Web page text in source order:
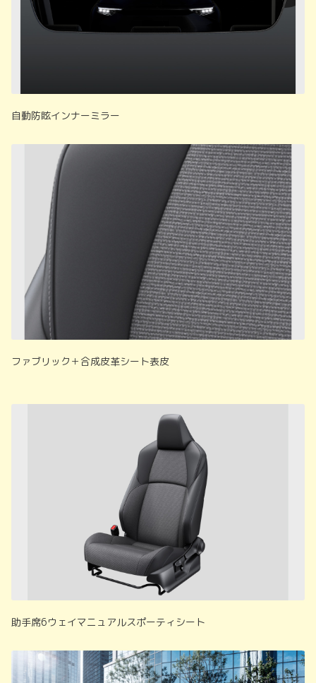
自動防眩インナーミラー
ファブリック＋合成皮革シート表皮
助手席6ウェイマニュアルスポーティシート